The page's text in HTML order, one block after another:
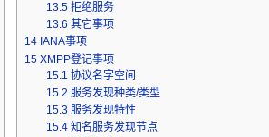
13.5 拒绝服务
13.6 其它事项
14 IANA事项
15 XMPP登记事项
15.1 协议名字空间
15.2 服务发现种类/类型
15.3 服务发现特性
15.4 知名服务发现节点